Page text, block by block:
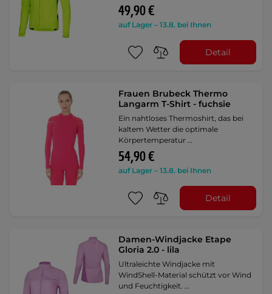
49,90 €
auf Lager – 13.8. bei Ihnen
Detail
Frauen Brubeck Thermo
Langarm T-Shirt - fuchsie
Ein nahtloses Thermoshirt, das bei
kaltem Wetter die optimale
Körpertemperatur …
54,90 €
auf Lager – 13.8. bei Ihnen
Detail
Damen-Windjacke Etape
Gloria 2.0 - lila
Ultraleichte Windjacke mit
WindShell-Material schützt vor Wind
und Feuchtigkeit. …